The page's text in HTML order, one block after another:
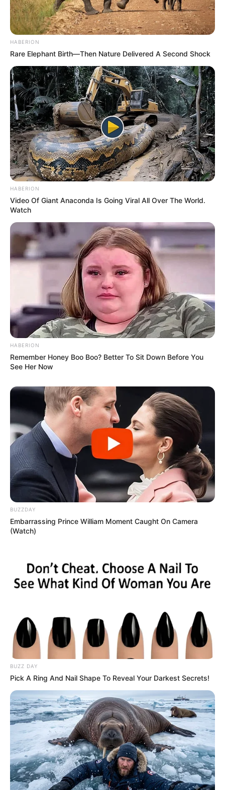
HABERION
Rare Elephant Birth—Then Nature Delivered A Second Shock
HABERION
Video Of Giant Anaconda Is Going Viral All Over The World.
Watch
HABERION
Remember Honey Boo Boo? Better To Sit Down Before You
See Her Now
BUZZDAY
Embarrassing Prince William Moment Caught On Camera
(Watch)
BUZZ DAY
Pick A Ring And Nail Shape To Reveal Your Darkest Secrets!